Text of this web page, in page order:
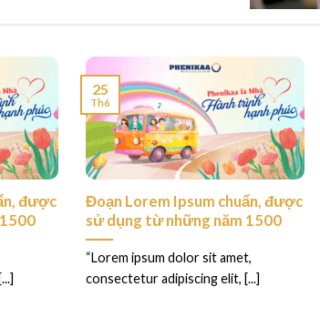
được
Đoạn Lorem Ipsum chuẩn, được
sử dụng từ những năm 1500
“Lorem ipsum dolor sit amet,
consectetur adipiscing elit, [...]
25
Th6